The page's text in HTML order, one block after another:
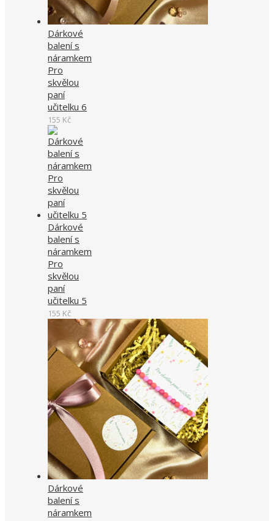
Dárkové
balení s
náramkem
Pro
skvělou
paní
učitelku 6
155 Kč
Dárkové
balení s
náramkem
Pro
skvělou
paní
učitelku 5
155 Kč
Dárkové
balení s
náramkem